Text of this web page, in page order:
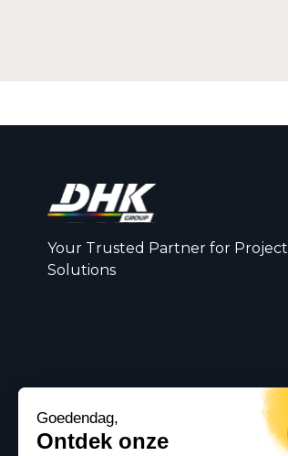
Your Trusted Partner for Project
Solutions